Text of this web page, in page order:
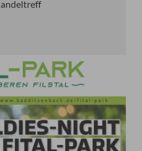
Fest-Wochenende